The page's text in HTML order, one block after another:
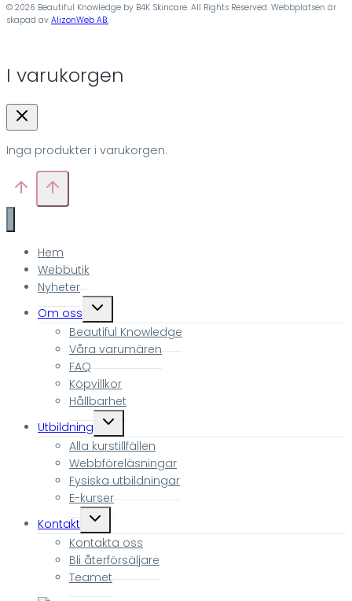
© 2026 Beautiful Knowledge by B4K Skincare. All Rights Reserved. Webbplatsen är
skapad av AlizonWeb AB.
I varukorgen
Inga produkter i varukorgen.
Hem
Webbutik
Nyheter
Om oss
Toggle
child
menu
Beautiful Knowledge
Våra varumären
FAQ
Köpvillkor
Hållbarhet
Utbildning
Toggle
child
menu
Alla kurstillfällen
Webbföreläsningar
Fysiska utbildningar
E-kurser
Kontakt
Toggle
child
menu
Kontakta oss
Bli återförsäljare
Teamet